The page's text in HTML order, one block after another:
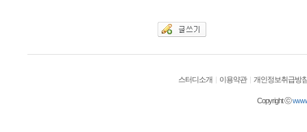
[01-10] 등업요청합니다!
스터디소개 | 이용약관 | 개인정보취급방
Copyright ⓒ